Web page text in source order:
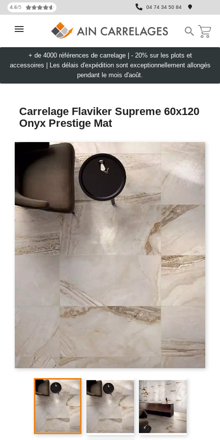
4.6/5 04 74 34 50 84

+ de 4000 références de carrelage | - 20% sur les plots et
accessoires
Les délais d'expédition sont exceptionnellement allongés
pendant le mois d'août.
Carrelage Flaviker Supreme 60x120
Onyx Prestige Mat